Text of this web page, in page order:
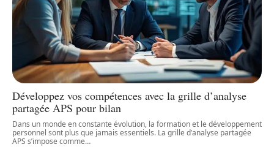
Développez vos compétences avec la grille d’analyse
partagée APS pour bilan
Dans un monde en constante évolution, la formation et le développement
personnel sont plus que jamais essentiels. La grille d’analyse partagée
APS s’impose comme…